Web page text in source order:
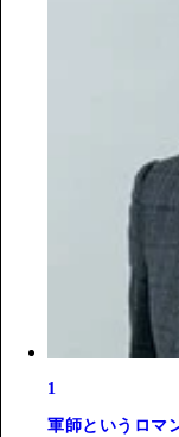
1
軍師というロマ